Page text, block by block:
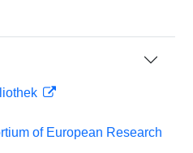
of European Research